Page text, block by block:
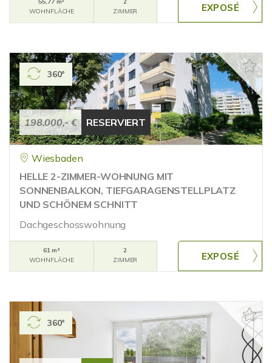
WOHNFLÄCHE
ZIMMER
198.000,- € RESERVIERT
360°
Wiesbaden
HELLE 2-ZIMMER-WOHNUNG MIT
SONNENBALKON, TIEFGARAGENSTELLPLATZ
UND SCHÖNEM SCHNITT
Dachgeschosswohnung
61 m²
WOHNFLÄCHE
2
ZIMMER
360°